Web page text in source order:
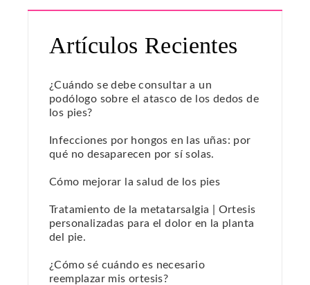
Artículos Recientes
¿Cuándo se debe consultar a un
podólogo sobre el atasco de los dedos de
los pies?
Infecciones por hongos en las uñas: por
qué no desaparecen por sí solas.
Cómo mejorar la salud de los pies
Tratamiento de la metatarsalgia | Ortesis
personalizadas para el dolor en la planta
del pie.
¿Cómo sé cuándo es necesario
reemplazar mis ortesis?